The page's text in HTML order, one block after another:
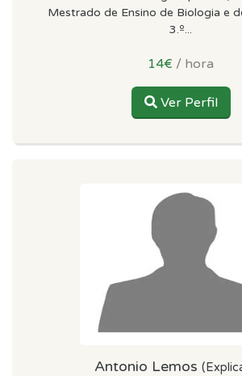
Mestrado de Ensino de Biologia e
3.º...
14€ / hora
Ver Perfil
Antonio Lemos